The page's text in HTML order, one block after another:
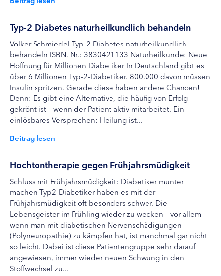
Typ-2 Diabetes naturheilkundlich behandeln
Volker Schmiedel Typ-2 Diabetes naturheilkundlich
behandeln ISBN. Nr.: 3830421133 Naturheilkunde: Neue
Hoffnung für Millionen Diabetiker In Deutschland gibt es
über 6 Millionen Typ-2-Diabetiker. 800.000 davon müssen
Insulin spritzen. Gerade diese haben andere Chancen!
Denn: Es gibt eine Alternative, die häufig von Erfolg
gekrönt ist – wenn der Patient aktiv mitarbeitet. Ein
einlösbares Versprechen: Heilung ist...
Beitrag lesen
Hochtontherapie gegen Frühjahrsmüdigkeit
Schluss mit Frühjahrsmüdigkeit: Diabetiker munter
machen Typ2-Diabetiker haben es mit der
Frühjahrsmüdigkeit oft besonders schwer. Die
Lebensgeister im Frühling wieder zu wecken – vor allem
wenn man mit diabetischen Nervenschädigungen
(Polyneuropathie) zu kämpfen hat, ist manchmal gar nicht
so leicht. Dabei ist diese Patientengruppe sehr darauf
angewiesen, immer wieder neuen Schwung in den
Stoffwechsel zu...